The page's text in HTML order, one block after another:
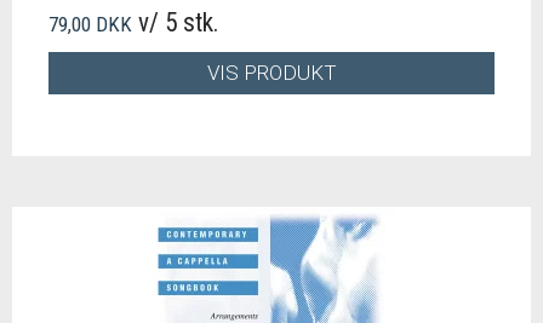
79,00 DKK v/ 5 stk.
VIS PRODUKT